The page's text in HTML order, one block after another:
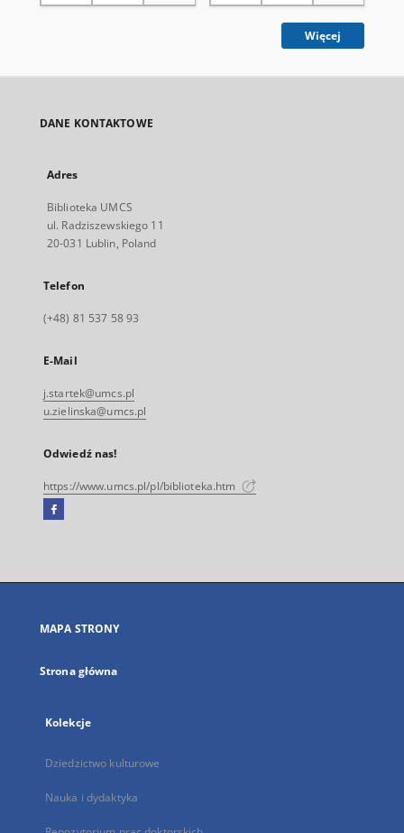
Więcej
DANE KONTAKTOWE
Adres
Biblioteka UMCS
ul. Radziszewskiego 11
20-031 Lublin, Poland
Telefon
(+48) 81 537 58 93
E-Mail
j.startek@umcs.pl
u.zielinska@umcs.pl
Odwiedź nas!
https://www.umcs.pl/pl/biblioteka.htm
Facebook
się
karcie
MAPA STRONY
Strona główna
Kolekcje
Dziedzictwo kulturowe
Nauka i dydaktyka